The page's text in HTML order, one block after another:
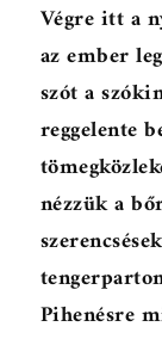
Végre itt a
az ember
szót a
reggelente
nézzük a
Pihenésre